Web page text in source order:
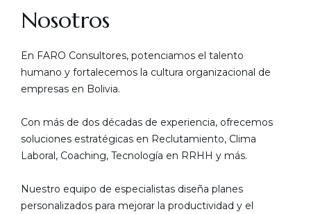
Nosotros
En FARO Consultores, potenciamos el talento
humano y fortalecemos la cultura organizacional de
empresas en Bolivia.
Con más de dos décadas de experiencia, ofrecemos
soluciones estratégicas en Reclutamiento, Clima
Laboral, Coaching, Tecnología en RRHH y más.
Nuestro equipo de especialistas diseña planes
personalizados para mejorar la productividad y el